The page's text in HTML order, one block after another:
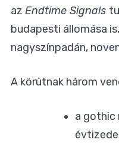
az Endtime Signals
budapesti állomása
nagyszínpadán,
A körútnak három
a gothic